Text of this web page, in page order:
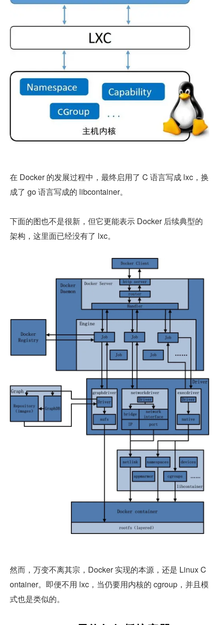
在 Docker 的发展过程中，最终启用了 C 语言写成 lxc，换
成了 go 语言写成的 libcontainer。
下面的图也不是很新，但它更能表示 Docker 后续典型的
架构，这里面已经没有了 lxc。
然而，万变不离其宗，Docker 实现的本源，还是 Linux C
ontainer。即便不用 lxc，当仍要用内核的 cgroup，并且模
式也是类似的。